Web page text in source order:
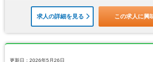
求人の詳細を見る この求人に興
更新日：2026年5月26日